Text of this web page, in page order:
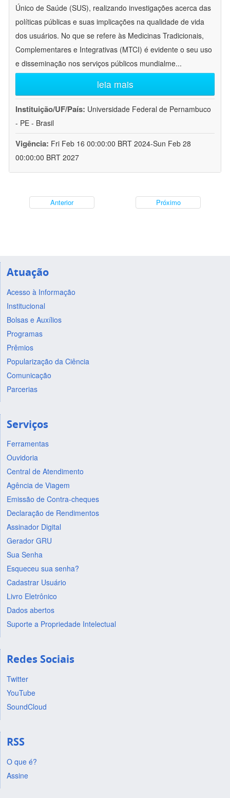
Único de Saúde (SUS), realizando investigações acerca das
políticas públicas e suas implicações na qualidade de vida
dos usuários. No que se refere às Medicinas Tradicionais,
Complementares e Integrativas (MTCI) é evidente o seu uso
e disseminação nos serviços públicos mundialme...
leia mais
Instituição/UF/País: Universidade Federal de Pernambuco
- PE - Brasil
Vigência: Fri Feb 16 00:00:00 BRT 2024-Sun Feb 28
00:00:00 BRT 2027
Anterior Próximo
Atuação
Acesso à Informação
Institucional
Bolsas e Auxílios
Programas
Prêmios
Popularização da Ciência
Comunicação
Parcerias
Serviços
Ferramentas
Ouvidoria
Central de Atendimento
Agência de Viagem
Emissão de Contra-cheques
Declaração de Rendimentos
Assinador Digital
Gerador GRU
Sua Senha
Esqueceu sua senha?
Cadastrar Usuário
Livro Eletrônico
Dados abertos
Suporte a Propriedade Intelectual
Redes Sociais
Twitter
YouTube
SoundCloud
RSS
O que é?
Assine